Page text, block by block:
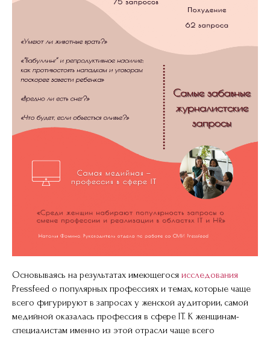
Основываясь на результатах имеющегося исследования
Pressfeed о популярных профессиях и темах, которые чаще
всего фигурируют в запросах у женской аудитории, самой
медийной оказалась профессия в сфере IT. К женщинам-
специалистам именно из этой отрасли чаще всего